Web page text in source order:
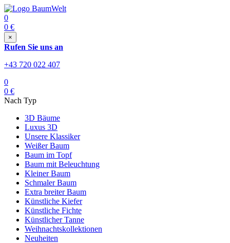
0
0 €
×
Rufen Sie uns an
+43 720 022 407
0
0 €
Nach Typ
3D Bäume
Luxus 3D
Unsere Klassiker
Weißer Baum
Baum im Topf
Baum mit Beleuchtung
Kleiner Baum
Schmaler Baum
Extra breiter Baum
Künstliche Kiefer
Künstliche Fichte
Künstlicher Tanne
Weihnachtskollektionen
Neuheiten